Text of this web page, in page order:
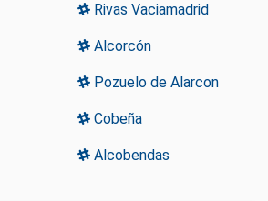
Rivas Vaciamadrid
Alcorcón
Pozuelo de Alarcon
Cobeña
Alcobendas